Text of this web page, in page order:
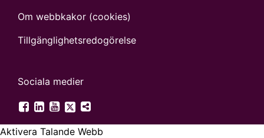
Om webbkakor (cookies)
Tillgänglighets­redogörelse
Sociala medier
SGU på Facebook
SGU på LinkedIn
SGU på YouTube
SGU på Twitter
Fler digitala kanaler
Aktivera Talande Webb